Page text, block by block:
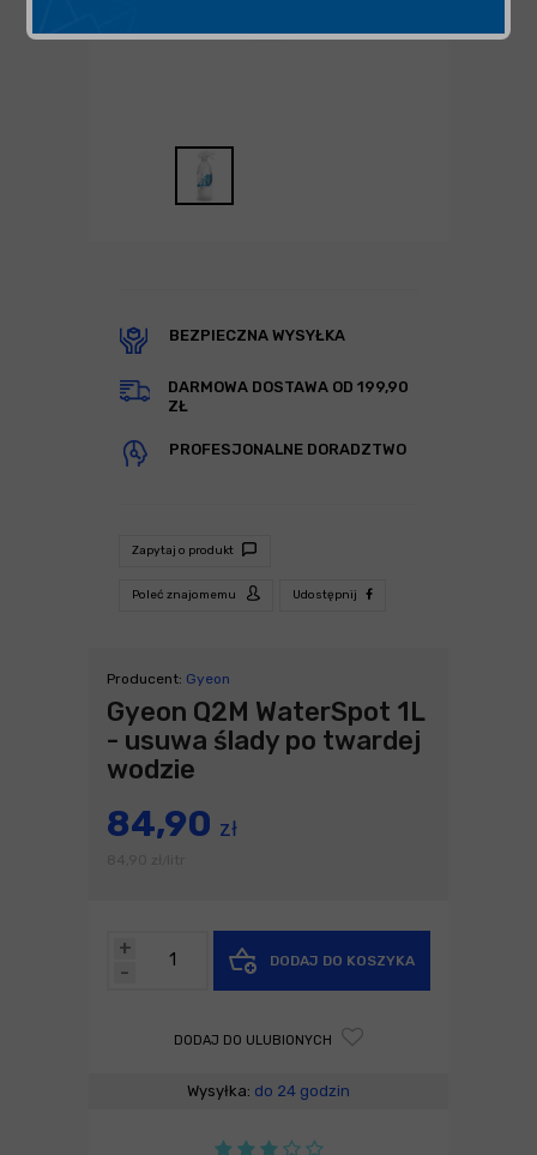
BEZPIECZNA WYSYŁKA
DARMOWA DOSTAWA OD 199,90
ZŁ
PROFESJONALNE DORADZTWO
Zapytaj o produkt
Poleć znajomemu Udostępnij
Producent: Gyeon
Gyeon Q2M WaterSpot 1L
- usuwa ślady po twardej
wodzie
84,90 zł
-
+
DODAJ DO KOSZYKA
DODAJ DO ULUBIONYCH
Wysyłka: do 24 godzin